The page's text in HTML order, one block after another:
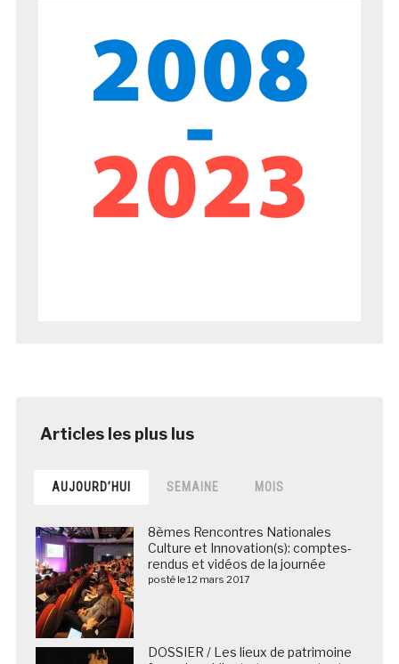
AUJOURD’HUI SEMAINE MOIS
8èmes Rencontres Nationales
Culture et Innovation(s): comptes-
rendus et vidéos de la journée
posté le 12 mars 2017
DOSSIER / Les lieux de patrimoine